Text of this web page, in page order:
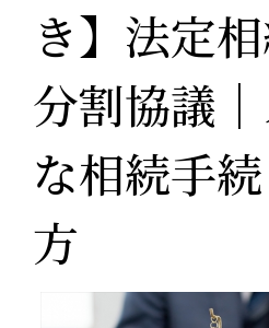
き】法定
分割協議
な相続手
方